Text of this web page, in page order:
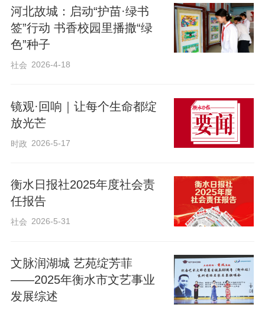
河北故城：启动“护苗·绿书
签”行动 书香校园里播撒“绿
色”种子
社会 2026-4-18
镜观·回响｜让每个生命都绽
放光芒
时政 2026-5-17
衡水日报社2025年度社会责
任报告
社会 2026-5-31
文脉润湖城 艺苑绽芳菲
——2025年衡水市文艺事业
发展综述